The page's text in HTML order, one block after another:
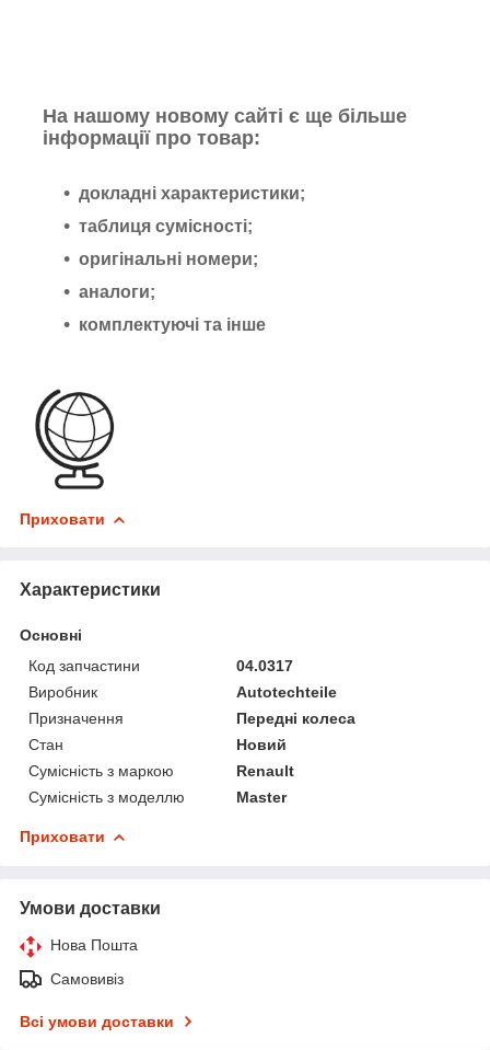
На нашому новому сайті є ще більше
інформації про товар:
докладні характеристики;
таблиця сумісності;
оригінальні номери;
аналоги;
комплектуючі та інше
Приховати
Характеристики
Основні
Код запчастини
04.0317
Виробник
Autotechteile
Призначення
Передні колеса
Стан
Новий
Сумісність з маркою
Renault
Сумісність з моделлю
Master
Приховати
Умови доставки
Нова Пошта
Самовивіз
Всі умови доставки